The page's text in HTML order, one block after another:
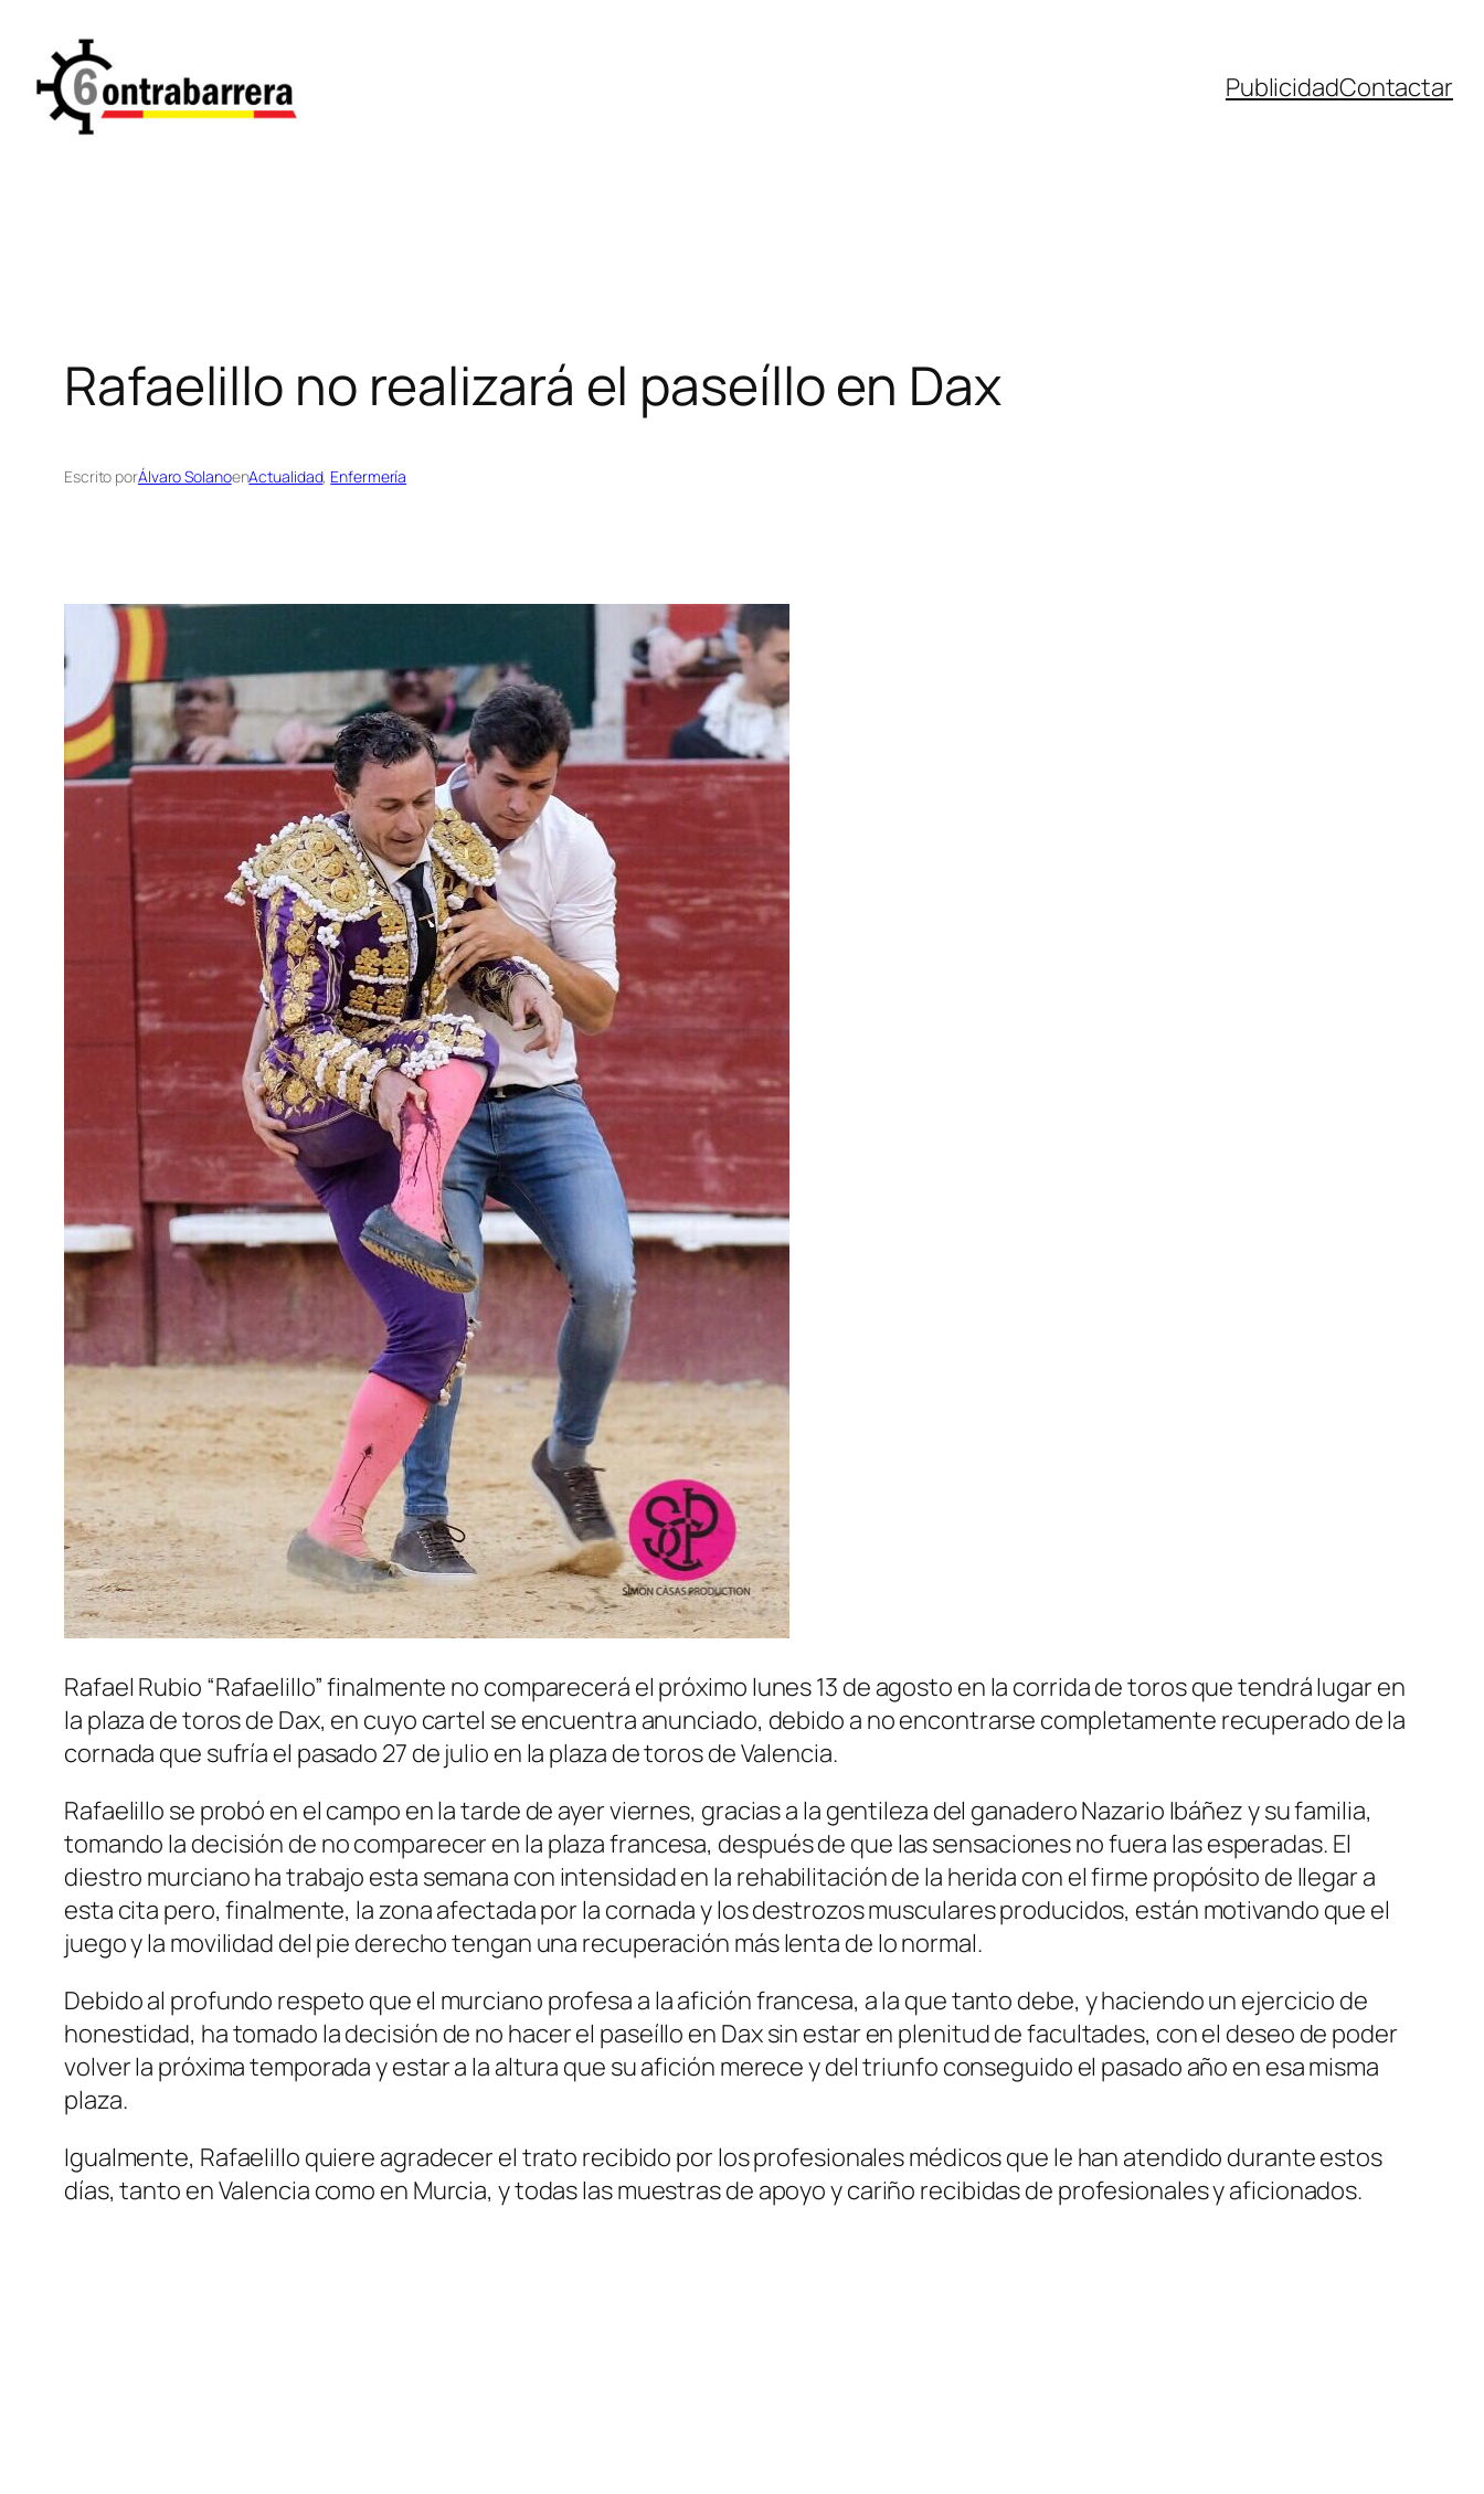
contenido
PublicidadContactar
Rafaelillo no realizará el paseíllo en Dax
Escrito porÁlvaro SolanoenActualidad, Enfermería
Rafael Rubio “Rafaelillo” finalmente no comparecerá el próximo lunes 13 de agosto en la corrida de toros que tendrá lugar en
la plaza de toros de Dax, en cuyo cartel se encuentra anunciado, debido a no encontrarse completamente recuperado de la
cornada que sufría el pasado 27 de julio en la plaza de toros de Valencia.
Rafaelillo se probó en el campo en la tarde de ayer viernes, gracias a la gentileza del ganadero Nazario Ibáñez y su familia,
tomando la decisión de no comparecer en la plaza francesa, después de que las sensaciones no fuera las esperadas. El
diestro murciano ha trabajo esta semana con intensidad en la rehabilitación de la herida con el firme propósito de llegar a
esta cita pero, finalmente, la zona afectada por la cornada y los destrozos musculares producidos, están motivando que el
juego y la movilidad del pie derecho tengan una recuperación más lenta de lo normal.
Debido al profundo respeto que el murciano profesa a la afición francesa, a la que tanto debe, y haciendo un ejercicio de
honestidad, ha tomado la decisión de no hacer el paseíllo en Dax sin estar en plenitud de facultades, con el deseo de poder
volver la próxima temporada y estar a la altura que su afición merece y del triunfo conseguido el pasado año en esa misma
plaza.
Igualmente, Rafaelillo quiere agradecer el trato recibido por los profesionales médicos que le han atendido durante estos
días, tanto en Valencia como en Murcia, y todas las muestras de apoyo y cariño recibidas de profesionales y aficionados.